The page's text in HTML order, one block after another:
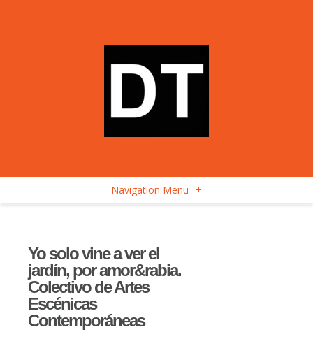
Navigation Menu +
Yo solo vine a ver el
jardín, por amor&rabia.
Colectivo de Artes
Escénicas
Contemporáneas